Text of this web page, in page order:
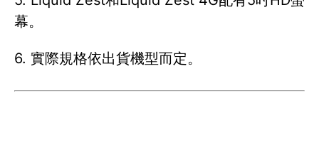
幕。
6. 實際規格依出貨機型而定。